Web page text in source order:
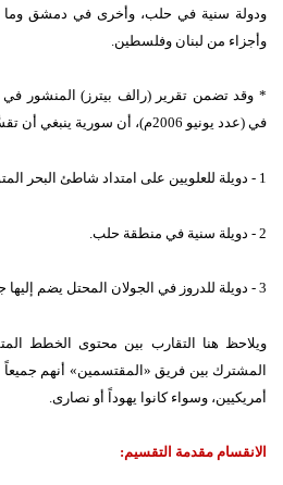
ودولة سنية في حلب، وأخرى في دمشق وما
وأجزاء من لبنان وفلسطين.
* وقد تضمن تقرير (رالف بيترز) المنشور في
في (عدد يونيو 2006م)، أن سورية ينبغي أن تقسَّم على النحو التالي:
1 - دويلة للعلويين على امتداد شاطئ البحر المتوسط.
2 - دويلة سنية في منطقة حلب.
3 - دويلة للدروز في الجولان المحتل يضم إليها جزء من لبنان وشرق الأردن.
ويلاحظ هنا التقارب بين محتوى الخطط
المشترك بين فريق «المقتسمين» أنهم جميعاً
أمريكيين، وسواء كانوا يهوداً أو نصارى.
الانقسام مقدمة التقسيم: